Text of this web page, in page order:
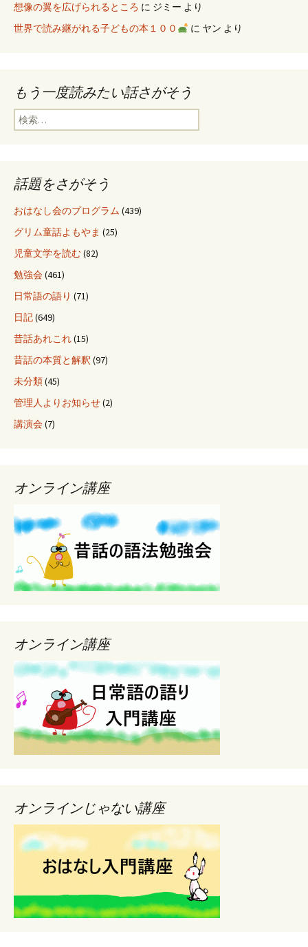
想像の翼を広げられるところ に ジミー より
世界で読み継がれる子どもの本１００
に ヤン より
もう一度読みたい話さがそう
検
索
話題をさがそう
おはなし会のプログラム (439)
グリム童話よもやま (25)
児童文学を読む(82)
勉強会(461)
日常語の語り (71)
日記(649)
昔話あれこれ(15)
昔話の本質と解釈 (97)
未分類(45)
管理人よりお知らせ(2)
講演会(7)
オンライン講座
オンライン講座
オンラインじゃない講座